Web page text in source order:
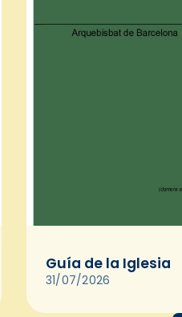
Guía de la Iglesia
31/07/2026